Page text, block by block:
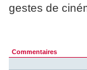
gestes de
Commentaires